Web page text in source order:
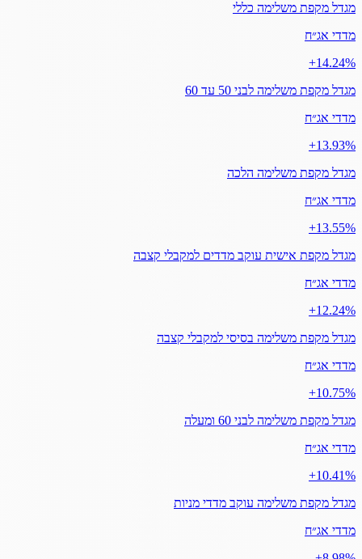
מגדל מקפת משלימה כללי
מדדי אג״ח
‎+14.24%
מגדל מקפת משלימה לבני 50 עד 60
מדדי אג״ח
‎+13.93%
מגדל מקפת משלימה הלכה
מדדי אג״ח
‎+13.55%
מגדל מקפת אישית עוקב מדדים למקבלי קצבה
מדדי אג״ח
‎+12.24%
מגדל מקפת משלימה בסיסי למקבלי קצבה
מדדי אג״ח
‎+10.75%
מגדל מקפת משלימה לבני 60 ומעלה
מדדי אג״ח
‎+10.41%
מגדל מקפת משלימה עוקב מדדי מניות
מדדי אג״ח